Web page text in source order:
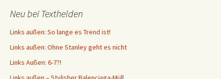
Neu bei Texthelden
Links außen: So lange es Trend ist!
Links außen: Ohne Stanley geht es nicht
Links Außen: 6-7?!